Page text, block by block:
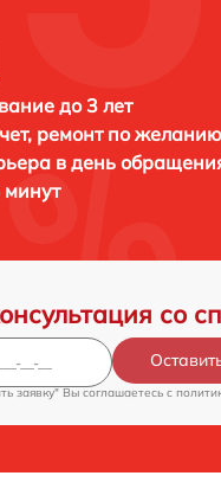
до 3 лет
ремонт по желанию
в день
минут
со
заявку" Вы соглашаетесь c